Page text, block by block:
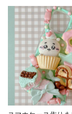
目立ちますね。 美味しそうに
仕上がりました^_^ #スイーツ
デコ #粘土 #フェイ